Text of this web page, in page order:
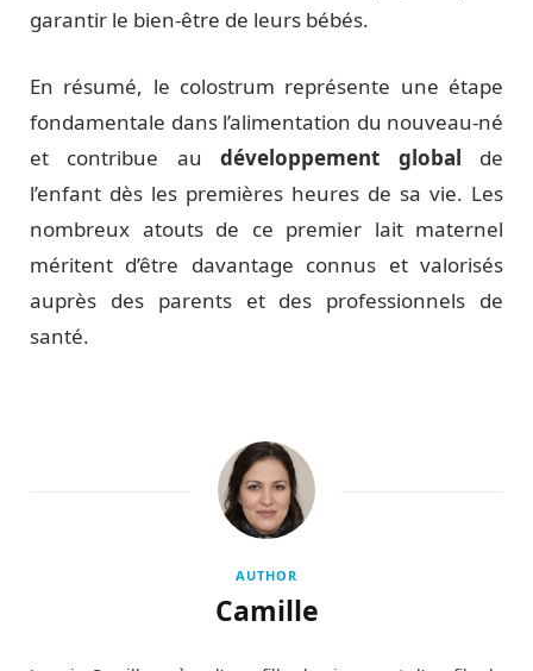
garantir le bien-être de leurs bébés.
En résumé, le colostrum représente une étape
fondamentale dans l’alimentation du nouveau-né
et contribue audéveloppement global de
l’enfant dès les premières heures de sa vie. Les
nombreux atouts de ce premier lait maternel
méritent d’être davantage connus et valorisés
auprès des parents et des professionnels de
santé.
AUTHOR
Camille